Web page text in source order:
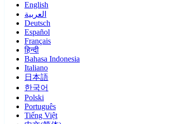
English
العربية
Deutsch
Español
Français
हिन्दी
Bahasa Indonesia
Italiano
日本語
한국어
Polski
Português
Tiếng Việt